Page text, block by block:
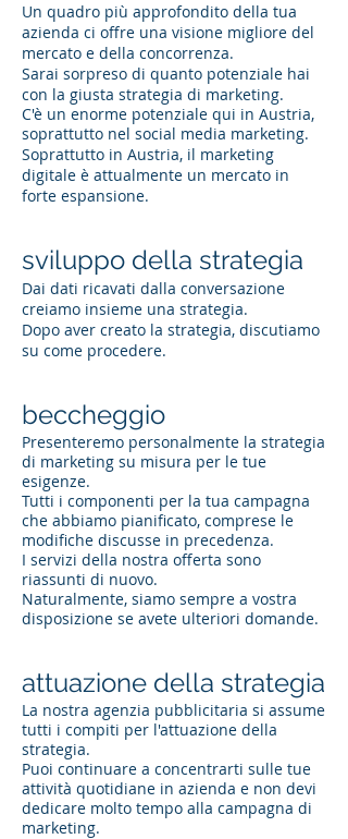
Un quadro più approfondito della tua
azienda ci offre una visione migliore del
mercato e della concorrenza.
Sarai sorpreso di quanto potenziale hai
con la giusta strategia di marketing.
C'è un enorme potenziale qui in Austria,
soprattutto nel social media marketing.
Soprattutto in Austria, il marketing
digitale è attualmente un mercato in
forte espansione.
sviluppo della strategia
Dai dati ricavati dalla conversazione
creiamo insieme una strategia.
Dopo aver creato la strategia, discutiamo
su come procedere.
beccheggio
Presenteremo personalmente la strategia
di marketing su misura per le tue
esigenze.
Tutti i componenti per la tua campagna
che abbiamo pianificato, comprese le
modifiche discusse in precedenza.
I servizi della nostra offerta sono
riassunti di nuovo.
Naturalmente, siamo sempre a vostra
disposizione se avete ulteriori domande.
attuazione della strategia
La nostra agenzia pubblicitaria si assume
tutti i compiti per l'attuazione della
strategia.
Puoi continuare a concentrarti sulle tue
attività quotidiane in azienda e non devi
dedicare molto tempo alla campagna di
marketing.